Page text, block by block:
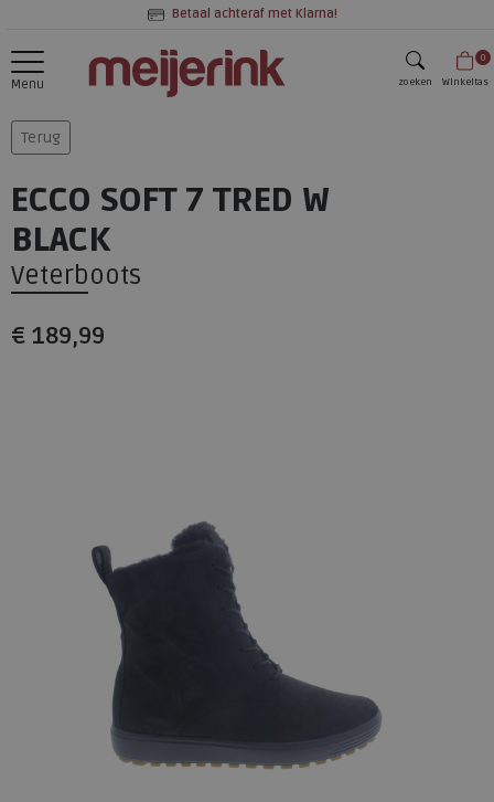
Betaal achteraf met Klarna!
Menu zoeken
0
Winkeltas
Terug
ECCO SOFT 7 TRED W
BLACK
Veterboots
€ 189,99